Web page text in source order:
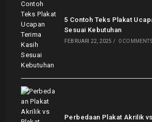
5 Contoh Teks Plakat
Sesuai Kebutuhan
FEBRUARI 22, 2025 / 0 COMMENTS
Perbedaan Plakat Akrilik